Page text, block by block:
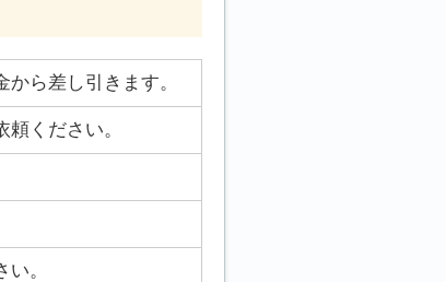
ら差し引きます。
ください。
。